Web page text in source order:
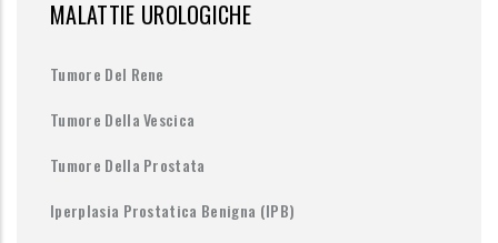
MALATTIE UROLOGICHE
Tumore Del Rene
Tumore Della Vescica
Tumore Della Prostata
Iperplasia Prostatica Benigna (IPB)